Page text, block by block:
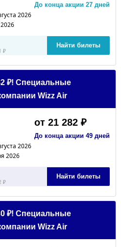
До конца акции 27 дней
2026
₽
Найти билеты
₽! Специальные
Wizz Air
от 21 282 ₽
До конца акции 49 дней
2026
2026
₽
Найти билеты
₽! Специальные
Wizz Air